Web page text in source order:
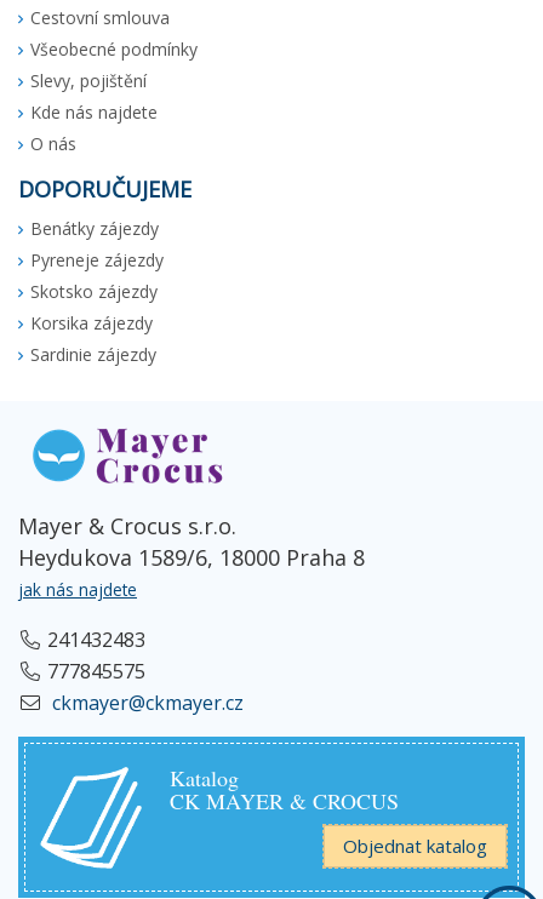
Cestovní smlouva
Všeobecné podmínky
Slevy, pojištění
Kde nás najdete
O nás
DOPORUČUJEME
Benátky zájezdy
Pyreneje zájezdy
Skotsko zájezdy
Korsika zájezdy
Sardinie zájezdy
Mayer & Crocus s.r.o.
Heydukova 1589/6, 18000 Praha 8
jak nás najdete
241432483
777845575
ckmayer@ckmayer.cz
Katalog
CK MAYER & CROCUS
Objednat katalog